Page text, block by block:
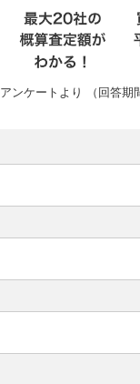
ンケートより （回答期